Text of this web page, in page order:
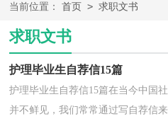
当前位置： 首页 > 求职文书
求职文书
护理毕业生自荐信15篇
护理毕业生自荐信15篇在当今中国
并不鲜见，我们常常通过写自荐信